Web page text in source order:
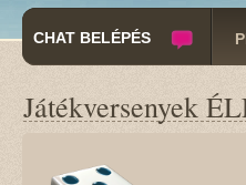
CHAT BELÉPÉS
Játékversenyek